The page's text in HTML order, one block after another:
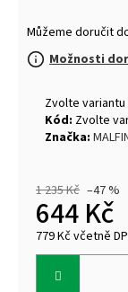
Můžeme doručit
Možnosti
Zvolte variantu
Kód: Zvolte
Značka:
1 235 Kč –47 %
644 Kč
779 Kč včetně
Měrná
cena: